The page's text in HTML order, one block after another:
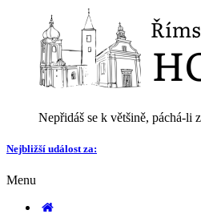
Nepřidáš se k většině, páchá-li
Nejbližší událost za:
Menu